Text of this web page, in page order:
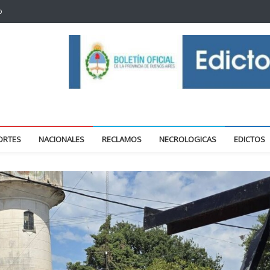
NACIONALES RECLAMOS NECROLOGICAS EDICTOS